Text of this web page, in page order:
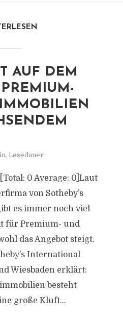
AUF DEM
Lesedauer
0 Average: 0]Laut
von Sotheby’s
es immer noch viel
für Premium- und
das Angebot steigt.
International
Wiesbaden erklärt:
besteht
große Kluft...